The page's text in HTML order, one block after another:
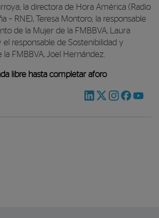
la directora de Hora América (Radio
– RNE), Teresa Montoro; la responsable
de la Mujer de la FMBBVA, Laura
el responsable de Sostenibilidad y
FMBBVA, Joel Hernández.
libre hasta completar aforo